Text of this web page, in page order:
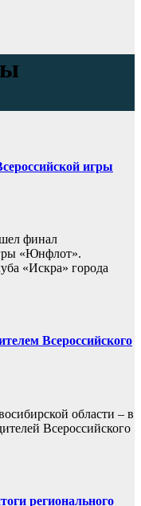
игры
финал
«Юнфлот».
«Искра» города
Всероссийского
области – в
Всероссийского
регионального